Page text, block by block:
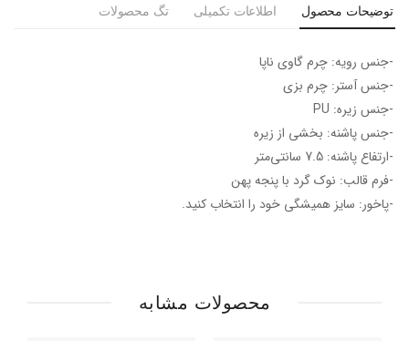
توضیحات محصول اطلاعات تکمیلی تگ محصولات
-جنس رویه: چرم گاوی ناپا
-جنس آستر: چرم بزی
-جنس زیره: PU
-جنس پاشنه: بخشی از زیره
-ارتفاع پاشنه: 7.5 سانتی‌متر
-فرم قالب: نوک گرد با پنجه پهن
-پاخور: سایز همیشگی خود را انتخاب کنید.
محصولات مشابه